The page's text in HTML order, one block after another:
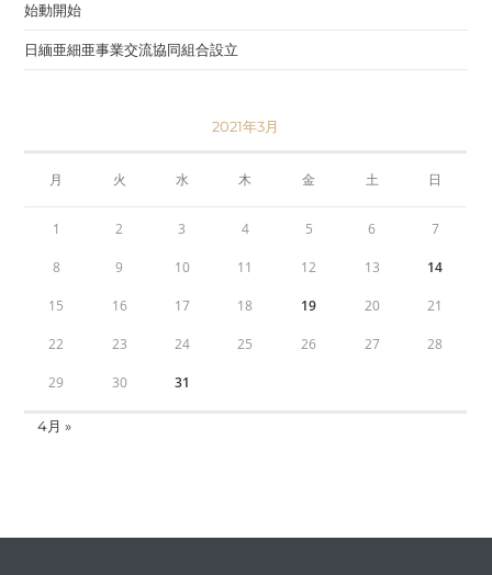
始動開始
日緬亜細亜事業交流協同組合設立
2021年3月
月 火 水 木 金 土 日
1 2 3 4 5 6 7
8 9 10 11 12 13 14
15 16 17 18 19 20 21
22 23 24 25 26 27 28
29 30 31
4月 »